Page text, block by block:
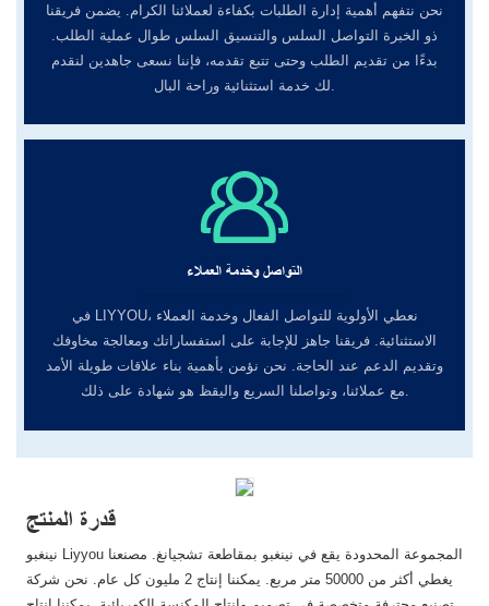
نحن نتفهم أهمية إدارة الطلبات بكفاءة لعملائنا الكرام. يضمن فريقنا
ذو الخبرة التواصل السلس والتنسيق السلس طوال عملية الطلب.
بدءًا من تقديم الطلب وحتى تتبع تقدمه، فإننا نسعى جاهدين لنقدم
التواصل وخدمة العملاء
في LIYYOU، نعطي الأولوية للتواصل الفعال وخدمة العملاء
الاستثنائية. فريقنا جاهز للإجابة على استفساراتك ومعالجة مخاوفك
وتقديم الدعم عند الحاجة. نحن نؤمن بأهمية بناء علاقات طويلة الأمد
مع عملائنا، وتواصلنا السريع واليقظ هو شهادة على ذلك.
قدرة المنتج
نينغبو Liyyou المجموعة المحدودة يقع في نينغبو بمقاطعة تشجيانغ. مصنعنا
يغطي أكثر من 50000 متر مربع. يمكننا إنتاج 2 مليون كل عام. نحن شركة